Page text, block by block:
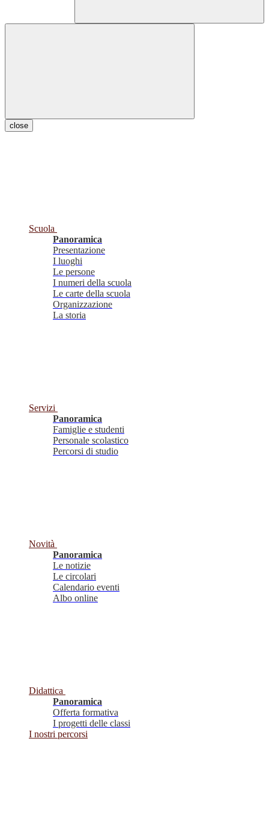
close
Scuola
Panoramica
Presentazione
I luoghi
Le persone
I numeri della scuola
Le carte della scuola
Organizzazione
La storia
Servizi
Panoramica
Famiglie e studenti
Personale scolastico
Percorsi di studio
Novità
Panoramica
Le notizie
Le circolari
Calendario eventi
Albo online
Didattica
Panoramica
Offerta formativa
I progetti delle classi
I nostri percorsi